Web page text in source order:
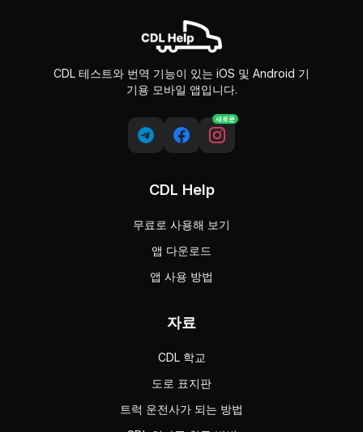
CDL 테스트와 번역 기능이 있는 iOS 및 Android 기
기용 모바일 앱입니다.
새로운
CDL Help
무료로 사용해 보기
앱 다운로드
앱 사용 방법
자료
CDL 학교
도로 표지판
트럭 운전사가 되는 방법